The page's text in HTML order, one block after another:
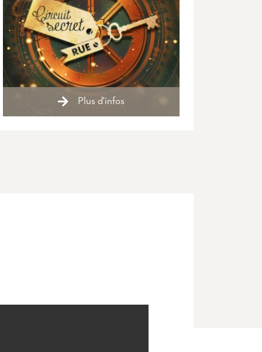
Plus d'infos